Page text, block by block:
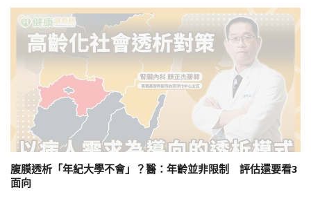
腹膜透析「年紀大學不會」？醫：年齡並非限制 評估還要看3
面向